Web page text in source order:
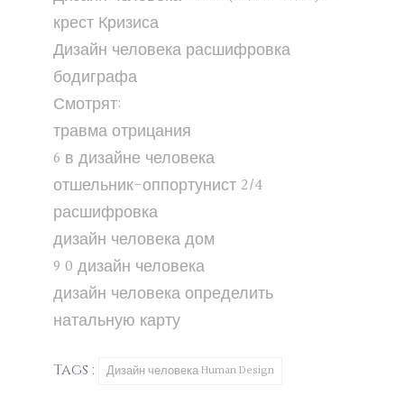
крест Кризиса
Дизайн человека расшифровка
бодиграфа
Смотрят:
травма отрицания
6 в дизайне человека
отшельник-оппортунист 2/4
расшифровка
дизайн человека дом
9 0 дизайн человека
дизайн человека определить
натальную карту
Tags : Дизайн человека Human Design